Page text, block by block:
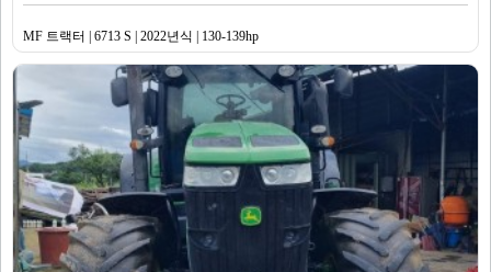
MF 트랙터 | 6713 S | 2022년식 | 130-139hp